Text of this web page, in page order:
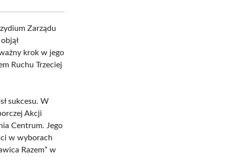
Zarządu
krok w jego
Ruchu Trzeciej
sukcesu. W
Akcji
Centrum. Jego
w wyborach
Razem” w